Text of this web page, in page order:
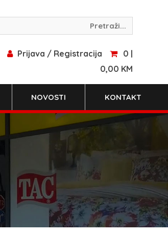
Prijava / Registracija
0 |
0,00 KM
NOVOSTI KONTAKT